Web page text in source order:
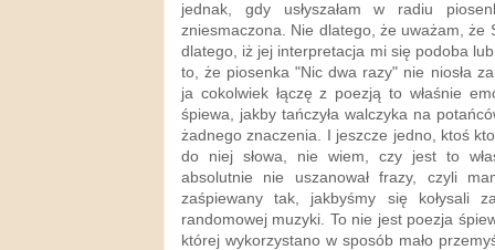
jednak, gdy usłyszałam w radiu
zniesmaczona. Nie dlatego, że uważam, że
dlatego, iż jej interpretacja mi się podoba
to, że piosenka "Nic dwa razy" nie niosła
ja cokolwiek łączę z poezją to właśnie
śpiewa, jakby tańczyła walczyka na
żadnego znaczenia. I jeszcze jedno, ktoś
do niej słowa, nie wiem, czy jest to
absolutnie nie uszanował frazy, czyli
zaśpiewany tak, jakbyśmy się kołysali
randomowej muzyki. To nie jest poezja
której wykorzystano w sposób mało